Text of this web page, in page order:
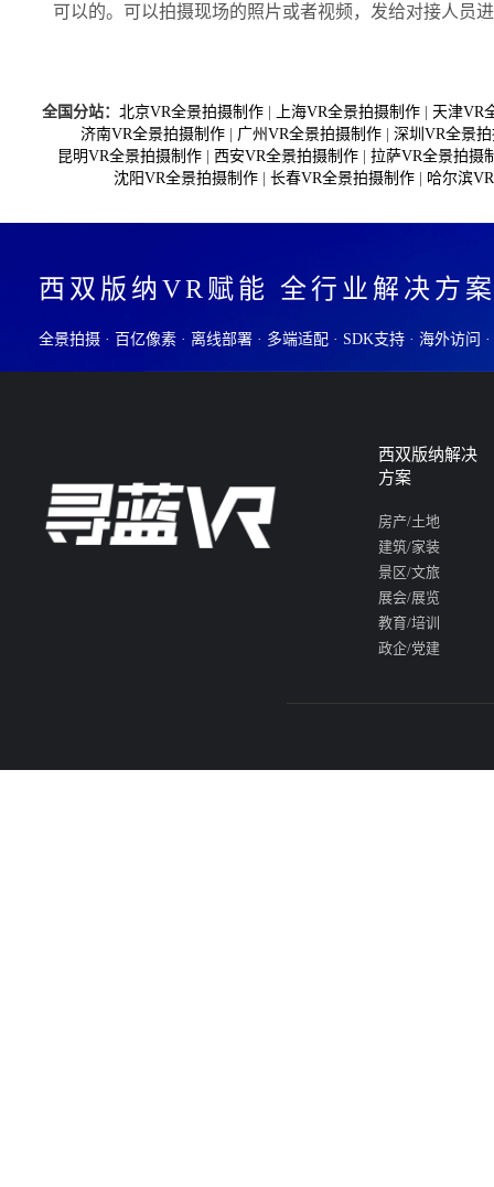
可以的。可以拍摄现场的照片或者视频，发给对接人员
全国分站： 北京VR全景拍摄制作| 上海VR全景拍摄制作| 天津VR
济南VR全景拍摄制作| 广州VR全景拍摄制作| 深圳VR全景
昆明VR全景拍摄制作| 西安VR全景拍摄制作| 拉萨VR全景拍摄
沈阳VR全景拍摄制作
长春VR全景拍摄制作 哈尔滨
西双版纳VR赋能 全行业解决方
全景拍摄 · 百亿像素 · 离线部署 · 多端适配 · SDK支持 · 海外访问
西双版纳解决
方案
房产/土地
建筑/家装
景区/文旅
展会/展览
教育/培训
政企/党建